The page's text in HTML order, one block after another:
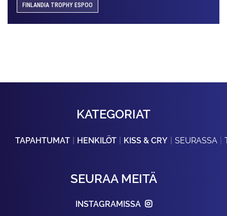
FINLANDIA TROPHY ESPOO
KATEGORIAT
TAPAHTUMAT HENKILÖT KISS & CRY SEURASSA
SEURAA MEITÄ
INSTAGRAMISSA